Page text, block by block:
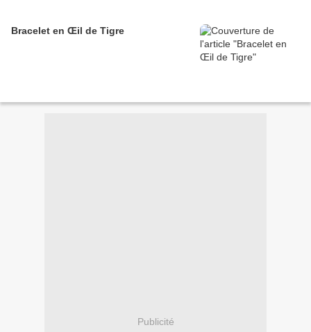
Bracelet en Œil de Tigre
Publicité